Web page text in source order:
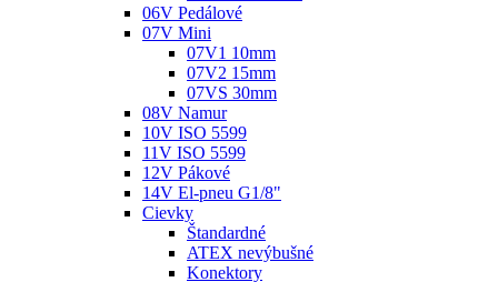
06V Pedálové
07V Mini
07V1 10mm
07V2 15mm
07VS 30mm
08V Namur
10V ISO 5599
11V ISO 5599
12V Pákové
14V El-pneu G1/8"
Cievky
Štandardné
ATEX nevýbušné
Konektory